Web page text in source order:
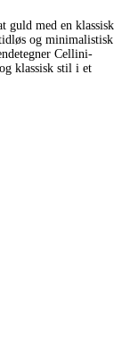
guld med en klassisk
og minimalistisk
Cellini-
klassisk stil i et